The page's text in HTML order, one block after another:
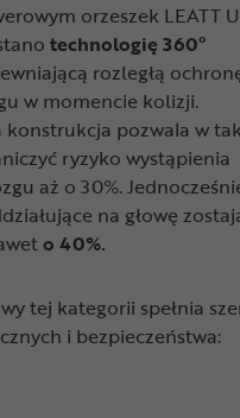
orzeszek LEATT
technologię 360°
rozległą
w momencie kolizji.
konstrukcja pozwala w
ryzyko wystąpienia
aż o 30%.
na głowę
o 40%.
tej kategorii spełnia
i bezpieczeństwa: